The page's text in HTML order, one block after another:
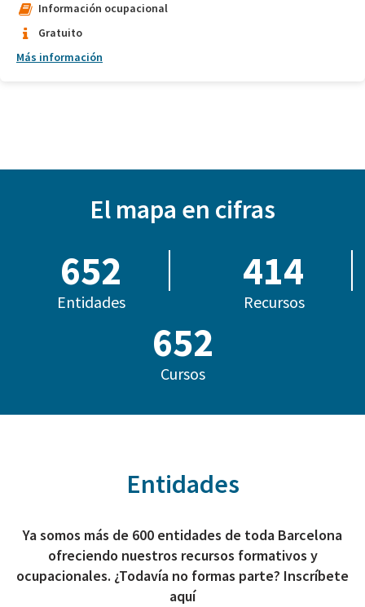
Información ocupacional
Gratuito
Más información
El mapa en cifras
685
Entidades
414
Recursos
786
Cursos
Entidades
Ya somos más de 600 entidades de toda Barcelona
ofreciendo nuestros recursos formativos y
ocupacionales. ¿Todavía no formas parte? Inscríbete
aquí